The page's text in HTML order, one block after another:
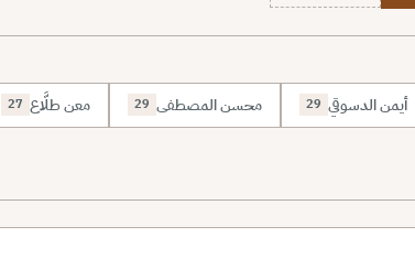
أيمن الدسوقي 29 محسن المصطفى 29 معن طلَّاع 27